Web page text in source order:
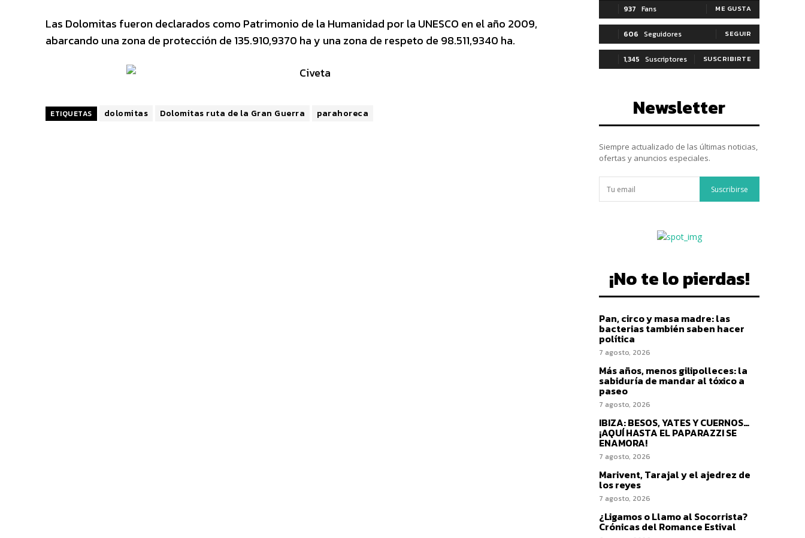
Las Dolomitas fueron declarados como Patrimonio de la Humanidad por la UNESCO en el año 2009,
abarcando una zona de protección de 135.910,9370 ha y una zona de respeto de 98.511,9340 ha.
ETIQUETAS dolomitas Dolomitas ruta de la Gran Guerra parahoreca
937 Fans ME GUSTA
606 Seguidores SEGUIR
1,345 Suscriptores SUSCRIBIRTE
Newsletter
Siempre actualizado de las últimas noticias,
ofertas y anuncios especiales.
Suscribirse
¡No te lo pierdas!
Pan, circo y masa madre: las
bacterias también saben hacer
política
7 agosto, 2026
Más años, menos gilipolleces: la
sabiduría de mandar al tóxico a
paseo
7 agosto, 2026
IBIZA: BESOS, YATES Y CUERNOS…
¡AQUÍ HASTA EL PAPARAZZI SE
ENAMORA!
7 agosto, 2026
Marivent, Tarajal y el ajedrez de
los reyes
7 agosto, 2026
¿Ligamos o Llamo al Socorrista?
Crónicas del Romance Estival